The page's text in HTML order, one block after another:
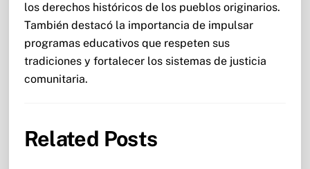
los derechos históricos de los pueblos originarios.
También destacó la importancia de impulsar
programas educativos que respeten sus
tradiciones y fortalecer los sistemas de justicia
comunitaria.
Related Posts